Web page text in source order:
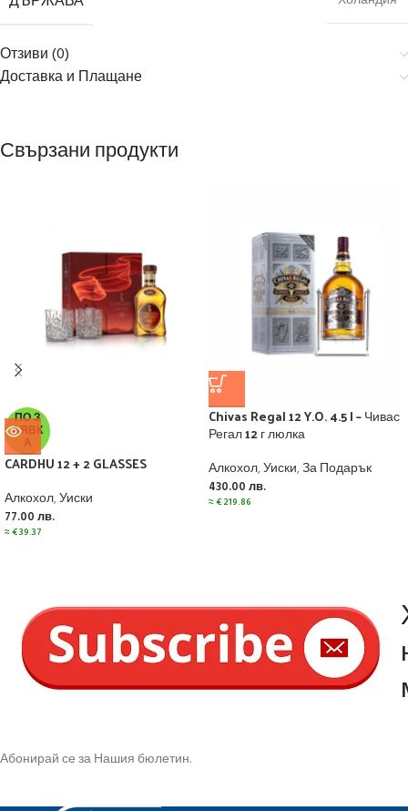
Отзиви (0)
Доставка и Плащане
Свързани продукти
ПО З
АЯВК
А
CARDHU 12 + 2 GLASSES
Алкохол,Уиски
77.00 лв.
≈€39.37
Chivas Regal 12 Y.O. 4.5 l – Чивас
Регал 12 г люлка
Алкохол,Уиски,За Подарък
430.00 лв.
≈€219.86
Абонирай се за Нашия бюлетин.